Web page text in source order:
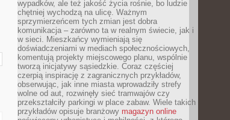
wypadków, ale też jakość życia rośnie, bo ludzie
chętniej wychodzą na ulicę. Ważnym
sprzymierzeńcem tych zmian jest dobra
komunikacja – zarówno ta w realnym świecie, jak i
w sieci. Mieszkańcy wymieniają się
doświadczeniami w mediach społecznościowych,
komentują projekty miejscowego planu, wspólnie
tworzą inicjatywy sąsiedzkie. Coraz częściej
czerpią inspirację z zagranicznych przykładów,
obserwując, jak inne miasta wprowadziły strefy
wolne od aut, rozwinęły sieć tramwajów czy
przekształciły parkingi w place zabaw. Wiele takich
przykładów opisuje branżowy magazyn online